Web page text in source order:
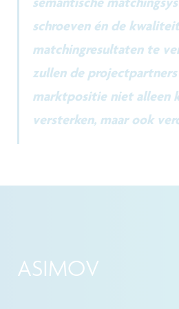
schroeven én de
matchingresultaten te
zullen de projectpartners
marktpositie niet alleen
versterken, maar ook
ASIMOV